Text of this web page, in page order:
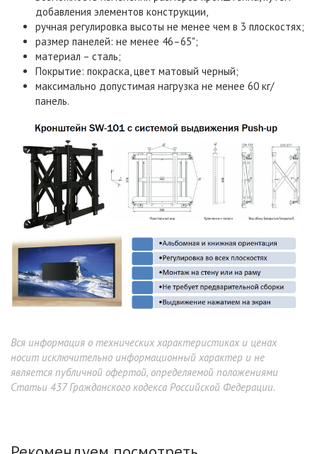
добавления элементов конструкции,
ручная регулировка высоты не менее чем в 3 плоскостях;
размер панелей: не менее 46–65";
материал – сталь;
Покрытие: покраска, цвет матовый черный;
максимально допустимая нагрузка не менее 60 кг/
панель.
Вся информация о технических характеристиках и ценах
носит исключительно информационный характер и не
является публичной офертой, определяемой положениями
Статьи 437 Гражданского кодекса Российской Федерации.